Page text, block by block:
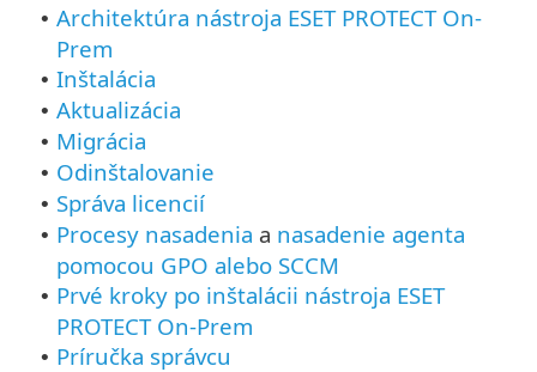
• Architektúra nástroja ESET PROTECT On-
Prem
• Inštalácia
• Aktualizácia
• Migrácia
• Odinštalovanie
• Správa licencií
• Procesy nasadenia a nasadenie agenta
pomocou GPO alebo SCCM
• Prvé kroky po inštalácii nástroja ESET
PROTECT On-Prem
• Príručka správcu